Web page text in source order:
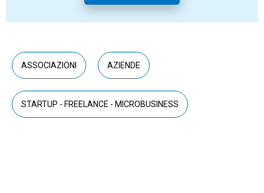
ASSOCIAZIONI AZIENDE
STARTUP - FREELANCE - MICROBUSINESS